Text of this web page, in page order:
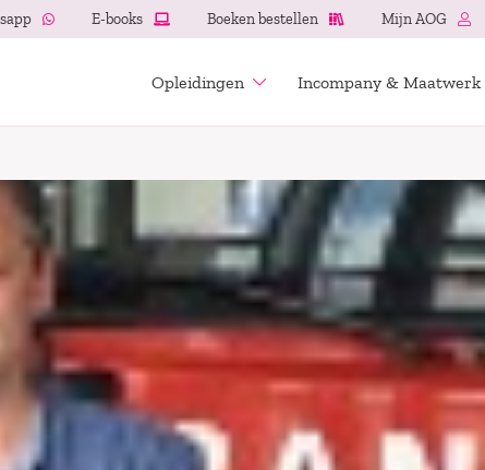
E-books Boeken bestellen Mijn AOG
Opleidingen Incompany & Maatwerk